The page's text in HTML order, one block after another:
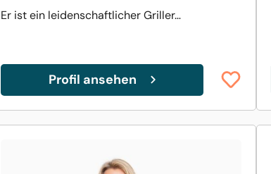
Er ist ein leidenschaftlicher Griller…
Profil ansehen